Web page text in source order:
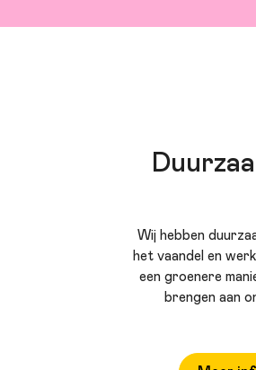
Wij hebben
het vaandel en
een groenere
brengen aan